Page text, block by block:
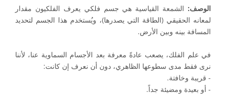
الوصف: الشمعة القياسية هي جسم فلكي يعرف الفلكيون مقدار
لمعانه الحقيقي (الطاقة التي يصدرها)، ويُستخدم هذا الجسم لتحديد
المسافة بينه وبين الأرض.
في علم الفلك، يصعب عادةً معرفة بعد الأجسام السماوية عنا، لأننا
نرى فقط مدى سطوعها الظاهري، دون أن نعرف إن كانت:
- قريبة وخافتة.
- أو بعيدة ومضيئة جداً.